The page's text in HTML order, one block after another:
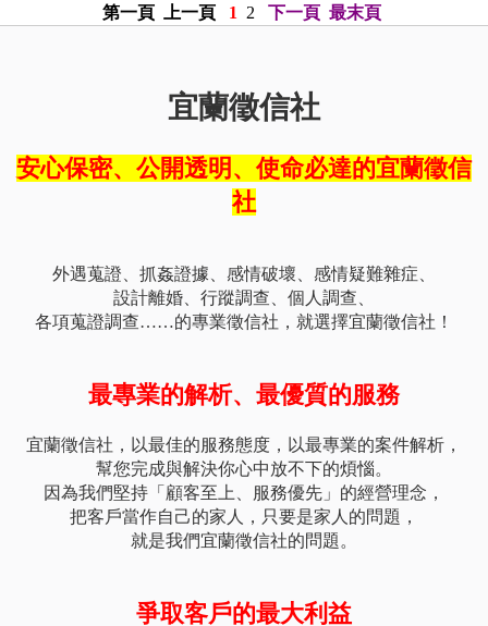
第一頁 上一頁 1 2 下一頁 最末頁
宜蘭徵信社
安心保密、公開透明、使命必達的宜蘭徵信
社
外遇蒐證、抓姦證據、感情破壞、感情疑難雜症、
設計離婚、行蹤調查、個人調查、
各項蒐證調查……的專業徵信社，就選擇宜蘭徵信社！
最專業的解析、最優質的服務
宜蘭徵信社，以最佳的服務態度，以最專業的案件解析，
幫您完成與解決你心中放不下的煩惱。
因為我們堅持「顧客至上、服務優先」的經營理念，
把客戶當作自己的家人，只要是家人的問題，
就是我們宜蘭徵信社的問題。
爭取客戶的最大利益